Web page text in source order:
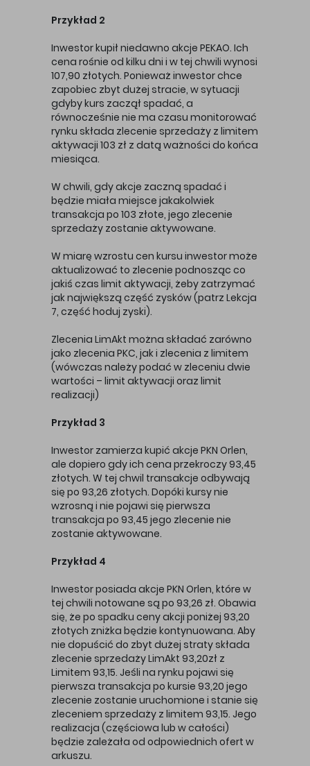
Przykład 2
Inwestor kupił niedawno akcje PEKAO. Ich
cena rośnie od kilku dni i w tej chwili wynosi
107,90 złotych. Ponieważ inwestor chce
zapobiec zbyt dużej stracie, w sytuacji
gdyby kurs zaczął spadać, a
równocześnie nie ma czasu monitorować
rynku składa zlecenie sprzedaży z limitem
aktywacji 103 zł z datą ważności do końca
miesiąca.
W chwili, gdy akcje zaczną spadać i
będzie miała miejsce jakakolwiek
transakcja po 103 złote, jego zlecenie
sprzedaży zostanie aktywowane.
W miarę wzrostu cen kursu inwestor może
aktualizować to zlecenie podnosząc co
jakiś czas limit aktywacji, żeby zatrzymać
jak największą część zysków (patrz Lekcja
7, część hoduj zyski).
Zlecenia LimAkt można składać zarówno
jako zlecenia PKC, jak i zlecenia z limitem
(wówczas należy podać w zleceniu dwie
wartości – limit aktywacji oraz limit
realizacji)
Przykład 3
Inwestor zamierza kupić akcje PKN Orlen,
ale dopiero gdy ich cena przekroczy 93,45
złotych. W tej chwil transakcje odbywają
się po 93,26 złotych. Dopóki kursy nie
wzrosną i nie pojawi się pierwsza
transakcja po 93,45 jego zlecenie nie
zostanie aktywowane.
Przykład 4
Inwestor posiada akcje PKN Orlen, które w
tej chwili notowane są po 93,26 zł. Obawia
się, że po spadku ceny akcji poniżej 93,20
złotych zniżka będzie kontynuowana. Aby
nie dopuścić do zbyt dużej straty składa
zlecenie sprzedaży LimAkt 93,20zł z
Limitem 93,15. Jeśli na rynku pojawi się
pierwsza transakcja po kursie 93,20 jego
zlecenie zostanie uruchomione i stanie się
zleceniem sprzedaży z limitem 93,15. Jego
realizacja (częściowa lub w całości)
będzie zależała od odpowiednich ofert w
arkuszu.